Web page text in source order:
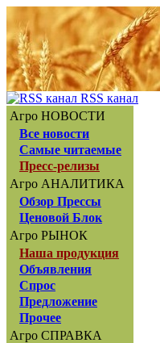
RSS канал
Агро НОВОСТИ
Все новости
Самые читаемые
Пресс-релизы
Агро АНАЛИТИКА
Обзор Прессы
Ценовой Блок
Агро РЫНОК
Наша продукция
Объявления
Спрос
Предложение
Прочее
Агро СПРАВКА